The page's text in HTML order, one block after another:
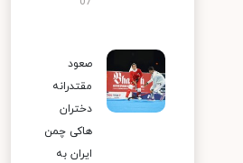
صعود
مقتدرانه
دختران
هاکی چمن
ایران به